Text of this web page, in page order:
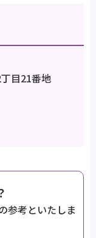
目21番地
参考といたしま